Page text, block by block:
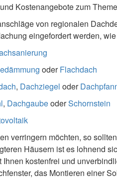
Kostenangebote zum
von regionalen
eingefordert werden,
oderFlachdach
, Dachziegel oder
, DachgaubeoderSchornstein
verringern möchten, so
Häusern ist es lohnend
kostenfrei und
das Montieren einer